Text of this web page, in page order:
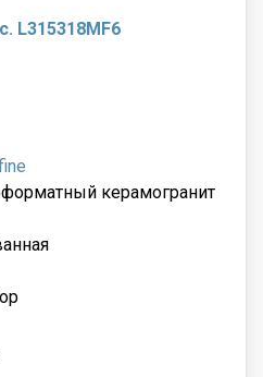
L315318MF6
керамогранит